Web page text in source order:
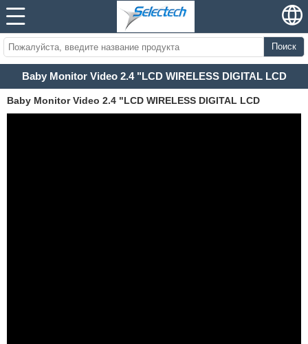
Поиск
Baby Monitor Video 2.4 "LCD WIRELESS DIGITAL LCD
Baby Monitor Video 2.4 "LCD WIRELESS DIGITAL LCD